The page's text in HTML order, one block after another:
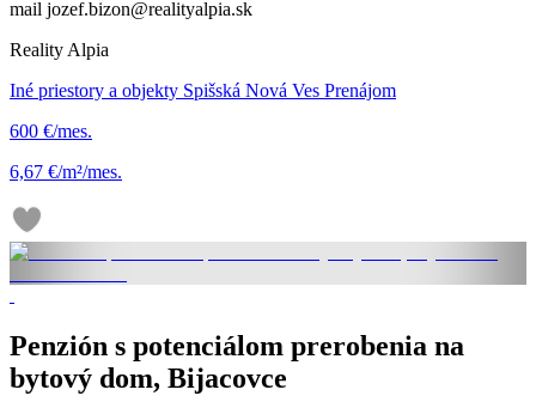
mail jozef.bizon@realityalpia.sk
Reality Alpia
Iné priestory a objekty Spišská Nová Ves Prenájom
600 €/mes.
6,67 €/m²/mes.
Penzión s potenciálom prerobenia na
bytový dom, Bijacovce